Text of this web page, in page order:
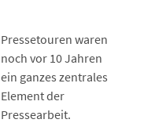
Pressetouren waren
noch vor 10 Jahren
ein ganzes zentrales
Element der
Pressearbeit.